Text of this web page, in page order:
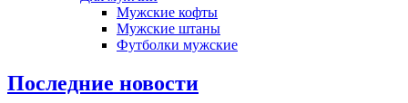
Мужские кофты
Мужские штаны
Футболки мужские
Последние новости